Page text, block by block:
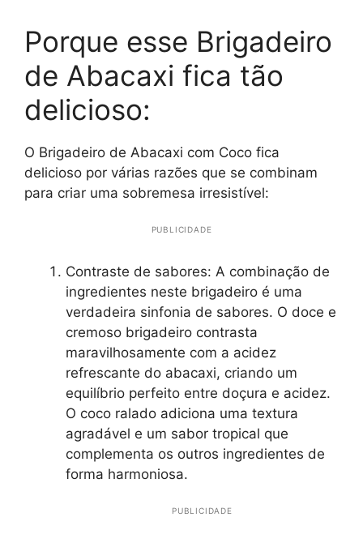
Porque esse Brigadeiro
de Abacaxi fica tão
delicioso:
O Brigadeiro de Abacaxi com Coco fica
delicioso por várias razões que se combinam
para criar uma sobremesa irresistível:
PUBLICIDADE
Contraste de sabores: A combinação de
ingredientes neste brigadeiro é uma
verdadeira sinfonia de sabores. O doce e
cremoso brigadeiro contrasta
maravilhosamente com a acidez
refrescante do abacaxi, criando um
equilíbrio perfeito entre doçura e acidez.
O coco ralado adiciona uma textura
agradável e um sabor tropical que
complementa os outros ingredientes de
forma harmoniosa.
PUBLICIDADE